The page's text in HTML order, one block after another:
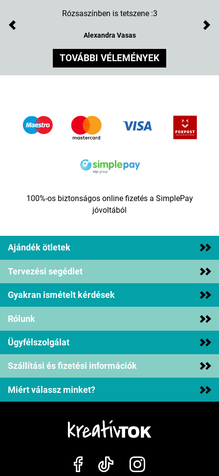
Rózsaszínben is tetszene :3
Alexandra Vasas
Previous
TOVÁBBI VÉLEMÉNYEK
100%-os biztonságos online fizetés a SimplePay
jóvoltából
Ajándék ötletek
Tervezési segédlet
Gyakran ismételt kérdések
Rólunk
Ügyfélszolgálat
Szállítási és fizetési információk
Miért válassz minket?